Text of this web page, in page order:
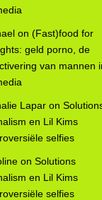
on (Fast)food for
geld porno, de
van mannen
Lapar on
en Lil Kims
selfies
on Solutions
en Lil Kims
selfies